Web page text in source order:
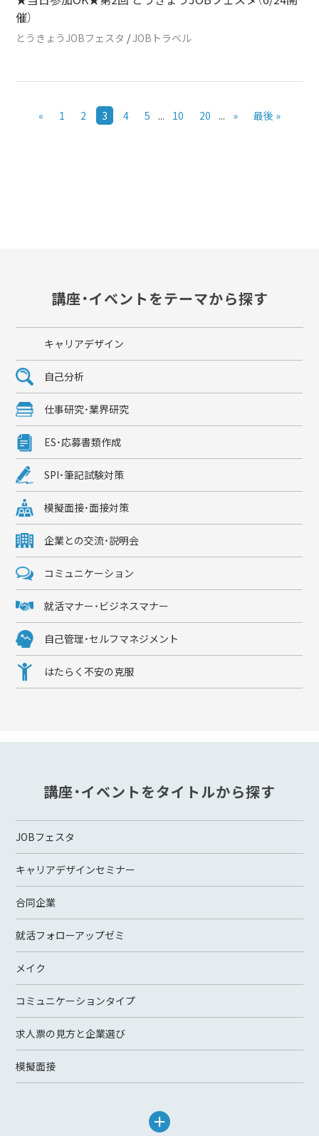
催）
とうきょうJOBフェスタ /JOBトラベル
« 1 2 3 4 5 ... 10 20 ... » 最後 »
講座・イベントをテーマから探す
キャリアデザイン
自己分析
仕事研究・業界研究
ES・応募書類作成
SPI・筆記試験対策
模擬面接・面接対策
企業との交流・説明会
コミュニケーション
就活マナー・ビジネスマナー
自己管理・セルフマネジメント
はたらく不安の克服
講座・イベントをタイトルから探す
JOBフェスタ
キャリアデザインセミナー
合同企業
就活フォローアップゼミ
メイク
コミュニケーションタイプ
求人票の見方と企業選び
模擬面接